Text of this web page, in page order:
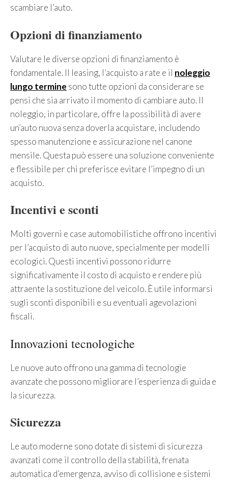
scambiare l’auto.
Opzioni di finanziamento
Valutare le diverse opzioni di finanziamento è
fondamentale. Il leasing, l’acquisto a rate e il noleggio
lungo termine sono tutte opzioni da considerare se
pensi che sia arrivato il momento di cambiare auto. Il
noleggio, in particolare, offre la possibilità di avere
un’auto nuova senza doverla acquistare, includendo
spesso manutenzione e assicurazione nel canone
mensile. Questa può essere una soluzione conveniente
e flessibile per chi preferisce evitare l’impegno di un
acquisto.
Incentivi e sconti
Molti governi e case automobilistiche offrono incentivi
per l’acquisto di auto nuove, specialmente per modelli
ecologici. Questi incentivi possono ridurre
significativamente il costo di acquisto e rendere più
attraente la sostituzione del veicolo. È utile informarsi
sugli sconti disponibili e su eventuali agevolazioni
fiscali.
Innovazioni tecnologiche
Le nuove auto offrono una gamma di tecnologie
avanzate che possono migliorare l’esperienza di guida e
la sicurezza.
Sicurezza
Le auto moderne sono dotate di sistemi di sicurezza
avanzati come il controllo della stabilità, frenata
automatica d’emergenza, avviso di collisione e sistemi